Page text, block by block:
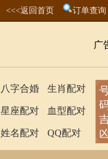
<<<返回首页 订单查询
广
八字合婚
星座配对
姓名配对
生肖配对
血型配对
QQ配对